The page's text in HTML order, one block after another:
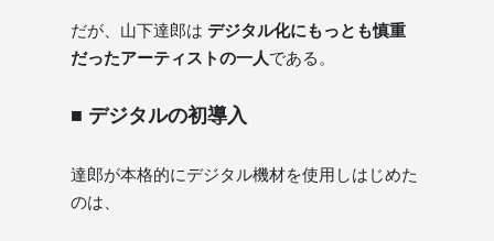
だが、山下達郎は デジタル化にもっとも慎重
だったアーティストの一人である。
■ デジタルの初導入
達郎が本格的にデジタル機材を使用しはじめた
のは、